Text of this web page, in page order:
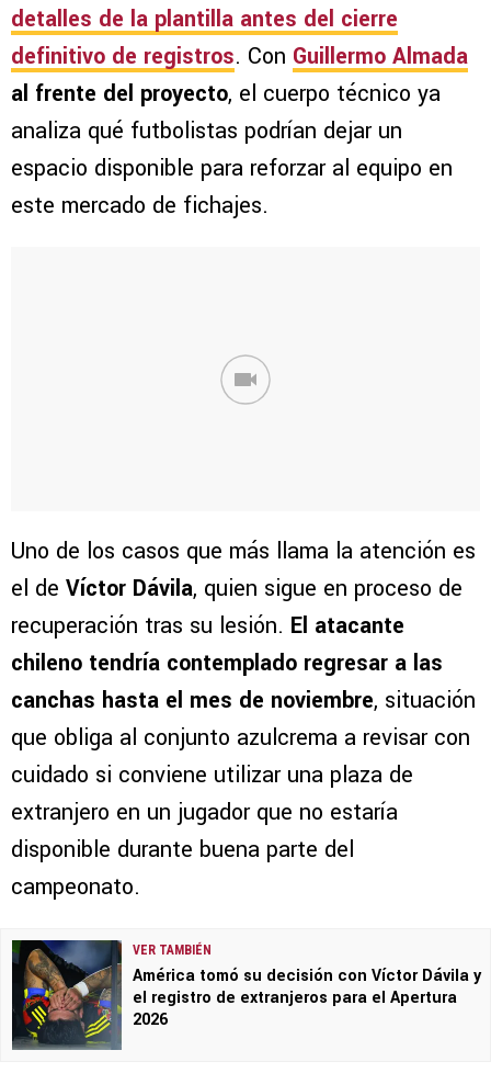
detalles de la plantilla antes del cierre
definitivo de registros. Con Guillermo Almada
al frente del proyecto, el cuerpo técnico ya
analiza qué futbolistas podrían dejar un
espacio disponible para reforzar al equipo en
este mercado de fichajes.
Uno de los casos que más llama la atención es
el de Víctor Dávila, quien sigue en proceso de
recuperación tras su lesión. El atacante
chileno tendría contemplado regresar a las
canchas hasta el mes de noviembre, situación
que obliga al conjunto azulcrema a revisar con
cuidado si conviene utilizar una plaza de
extranjero en un jugador que no estaría
disponible durante buena parte del
campeonato.
VER TAMBIÉN
América tomó su decisión con Víctor Dávila y
el registro de extranjeros para el Apertura
2026